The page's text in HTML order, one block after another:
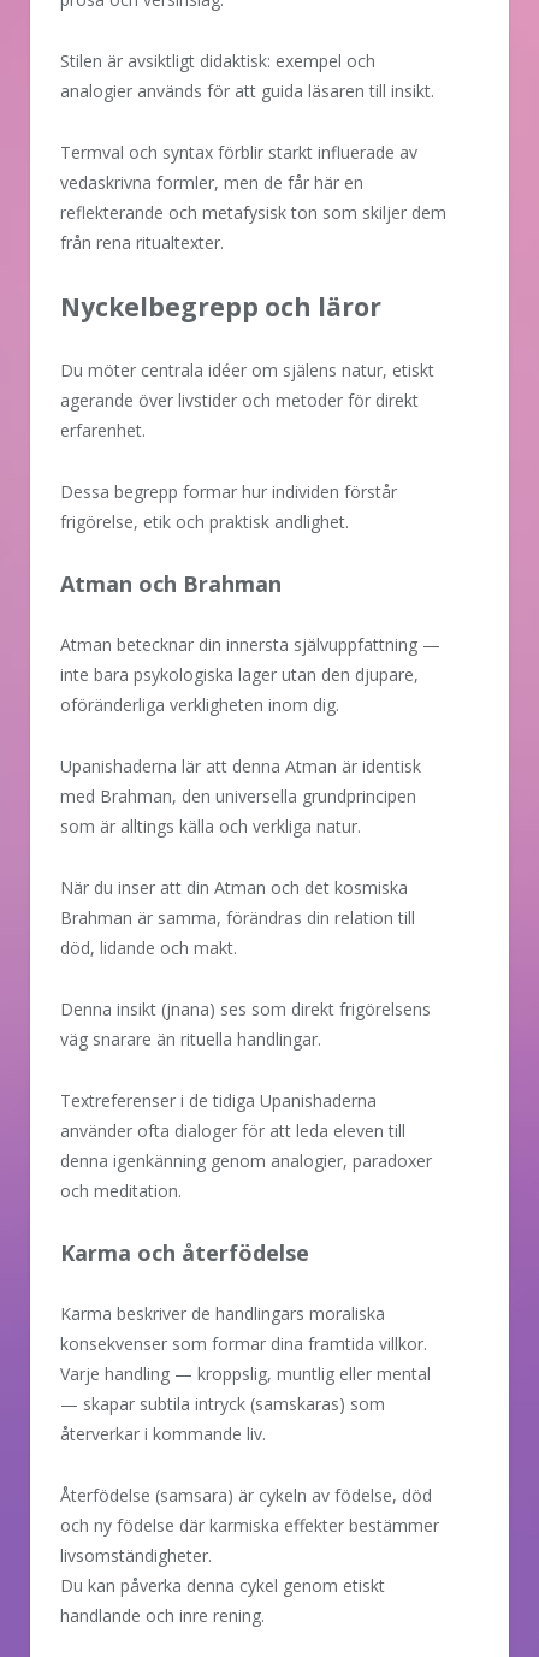
Stilen är avsiktligt didaktisk: exempel och
analogier används för att guida läsaren till insikt.
Termval och syntax förblir starkt influerade av
vedaskrivna formler, men de får här en
reflekterande och metafysisk ton som skiljer dem
från rena ritualtexter.
Nyckelbegrepp och läror
Du möter centrala idéer om själens natur, etiskt
agerande över livstider och metoder för direkt
erfarenhet.
Dessa begrepp formar hur individen förstår
frigörelse, etik och praktisk andlighet.
Atman och Brahman
Atman betecknar din innersta självuppfattning —
inte bara psykologiska lager utan den djupare,
oföränderliga verkligheten inom dig.
Upanishaderna lär att denna Atman är identisk
med Brahman, den universella grundprincipen
som är alltings källa och verkliga natur.
När du inser att din Atman och det kosmiska
Brahman är samma, förändras din relation till
död, lidande och makt.
Denna insikt (jnana) ses som direkt frigörelsens
väg snarare än rituella handlingar.
Textreferenser i de tidiga Upanishaderna
använder ofta dialoger för att leda eleven till
denna igenkänning genom analogier, paradoxer
och meditation.
Karma och återfödelse
Karma beskriver de handlingars moraliska
konsekvenser som formar dina framtida villkor.
Varje handling — kroppslig, muntlig eller mental
— skapar subtila intryck (samskaras) som
återverkar i kommande liv.
Återfödelse (samsara) är cykeln av födelse, död
och ny födelse där karmiska effekter bestämmer
livsomständigheter.
Du kan påverka denna cykel genom etiskt
handlande och inre rening.